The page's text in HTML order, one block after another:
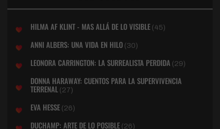
HILMA AF KLINT - MAS ALLÁ DE LO VISIBLE (45)
ANNI ALBERS: UNA VIDA EN HILO (30)
LEONORA CARRINGTON: LA SURREALISTA PERDIDA (29)
DONNA HARAWAY: CUENTOS PARA LA SUPERVIVENCIA
TERRENAL (27)
EVA HESSE (26)
DUCHAMP: ARTE DE LO POSIBLE (26)